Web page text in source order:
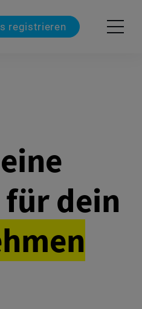
registrieren
dein